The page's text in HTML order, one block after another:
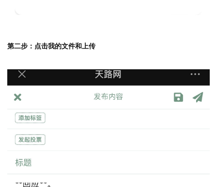
第二步：点击我的文件和上传